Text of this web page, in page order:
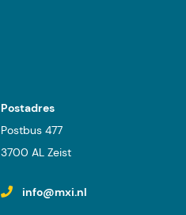
Postadres
Postbus 477
3700 AL Zeist
info@mxi.nl